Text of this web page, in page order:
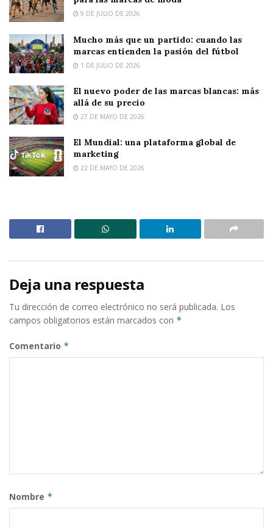
9 DE JULIO DE 2026
Mucho más que un partido: cuando las
marcas entienden la pasión del fútbol
1 DE JULIO DE 2026
El nuevo poder de las marcas blancas: más
allá de su precio
27 DE MAYO DE 2026
El Mundial: una plataforma global de
marketing
22 DE MAYO DE 2026
Deja una respuesta
Tu dirección de correo electrónico no será publicada. Los
campos obligatorios están marcados con *
Comentario *
Nombre *